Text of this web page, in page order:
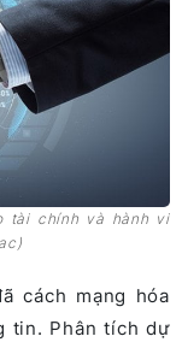
tài chính và hành vi
cách mạng hóa
tin. Phân tích dự